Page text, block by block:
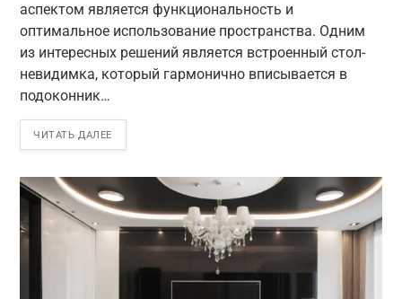
аспектом является функциональность и
оптимальное использование пространства. Одним
из интересных решений является встроенный стол-
невидимка, который гармонично вписывается в
подоконник…
ЧИТАТЬ ДАЛЕЕ